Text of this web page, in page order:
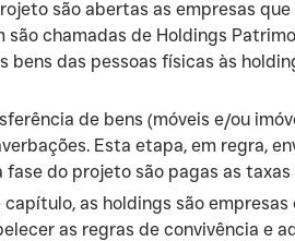
são abertas as empresas
chamadas de Holdings
das pessoas físicas às
de bens (móveis e/ou
Esta etapa, em regra,
do projeto são pagas as
as holdings são
as regras de convivência e